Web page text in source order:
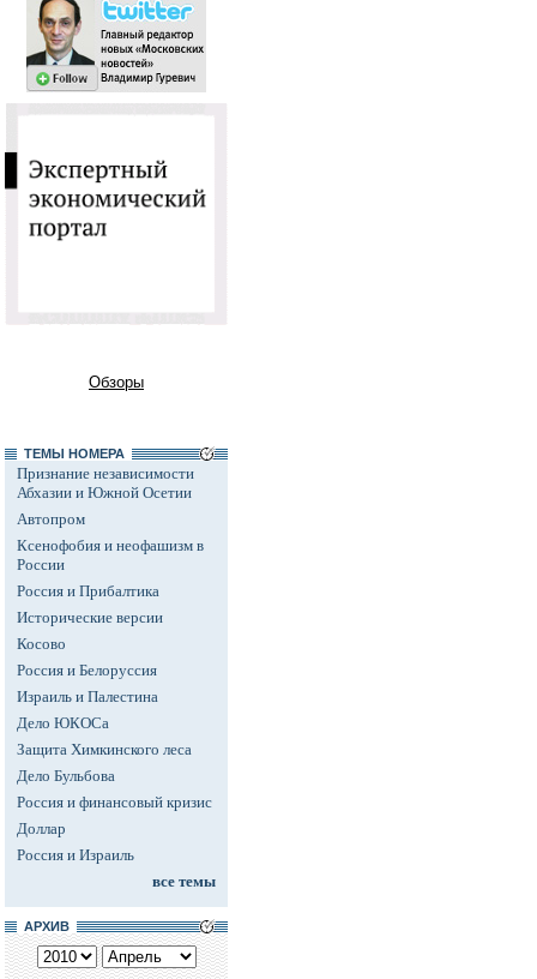
Обзоры
ТЕМЫ НОМЕРА
Признание независимости
Абхазии и Южной Осетии
Автопром
Ксенофобия и неофашизм в
России
Россия и Прибалтика
Исторические версии
Косово
Россия и Белоруссия
Израиль и Палестина
Дело ЮКОСа
Защита Химкинского леса
Дело Бульбова
Россия и финансовый кризис
Доллар
Россия и Израиль
все темы
АРХИВ